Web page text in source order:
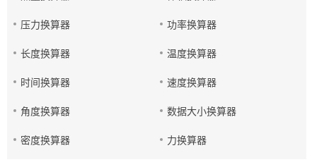
压力换算器 功率换算器
长度换算器 温度换算器
时间换算器 速度换算器
角度换算器 数据大小换算器
密度换算器 力换算器